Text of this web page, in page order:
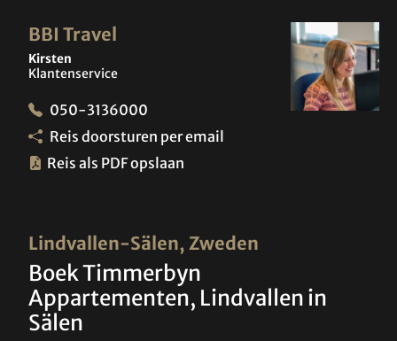
Lindvallen-Sälen, Zweden
Boek Timmerbyn
Appartementen, Lindvallen in
Sälen
BBI Travel
Kirsten
Klantenservice
050-3136000
Reis doorsturen per email
Reis als PDF opslaan